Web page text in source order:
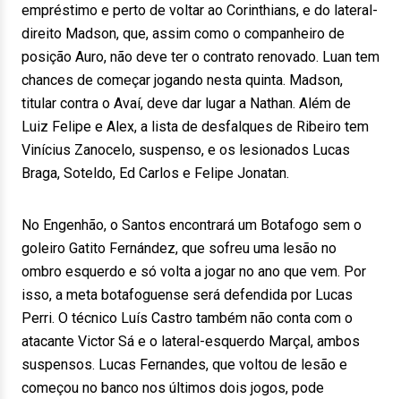
empréstimo e perto de voltar ao Corinthians, e do lateral-
direito Madson, que, assim como o companheiro de
posição Auro, não deve ter o contrato renovado. Luan tem
chances de começar jogando nesta quinta. Madson,
titular contra o Avaí, deve dar lugar a Nathan. Além de
Luiz Felipe e Alex, a lista de desfalques de Ribeiro tem
Vinícius Zanocelo, suspenso, e os lesionados Lucas
Braga, Soteldo, Ed Carlos e Felipe Jonatan.
No Engenhão, o Santos encontrará um Botafogo sem o
goleiro Gatito Fernández, que sofreu uma lesão no
ombro esquerdo e só volta a jogar no ano que vem. Por
isso, a meta botafoguense será defendida por Lucas
Perri. O técnico Luís Castro também não conta com o
atacante Victor Sá e o lateral-esquerdo Marçal, ambos
suspensos. Lucas Fernandes, que voltou de lesão e
começou no banco nos últimos dois jogos, pode